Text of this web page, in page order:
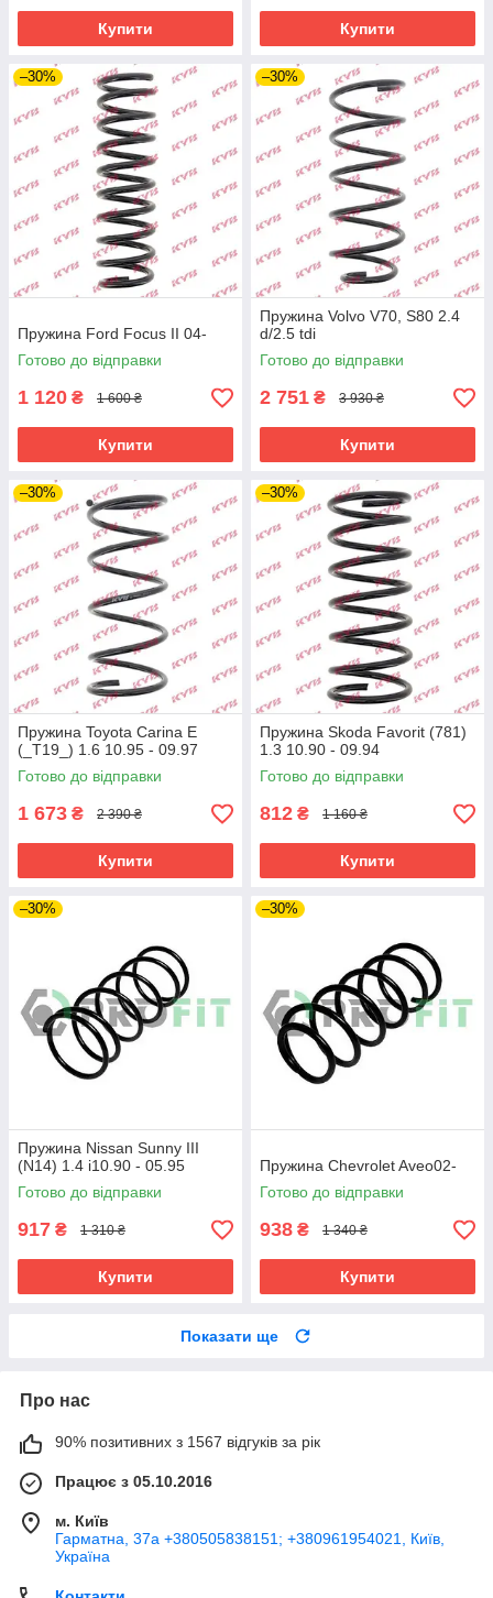
Купити Купити
–30%
Пружина Ford Focus II 04-
Готово до відправки
1 120 ₴ 1 600 ₴
Купити
–30%
Пружина Volvo V70, S80 2.4
d/2.5 tdi
Готово до відправки
2 751 ₴ 3 930 ₴
Купити
–30%
Пружина Toyota Carina E
(_T19_) 1.6 10.95 - 09.97
Готово до відправки
1 673 ₴ 2 390 ₴
Купити
–30%
Пружина Skoda Favorit (781)
1.3 10.90 - 09.94
Готово до відправки
812 ₴ 1 160 ₴
Купити
–30%
Пружина Nissan Sunny III
(N14) 1.4 i10.90 - 05.95
Готово до відправки
917 ₴ 1 310 ₴
Купити
–30%
Пружина Chevrolet Aveo02-
Готово до відправки
938 ₴ 1 340 ₴
Купити
Показати ще
Про нас
90% позитивних з 1567 відгуків за рік
Працює з 05.10.2016
м. Київ
Гарматна, 37а +380505838151; +380961954021, Київ,
Україна